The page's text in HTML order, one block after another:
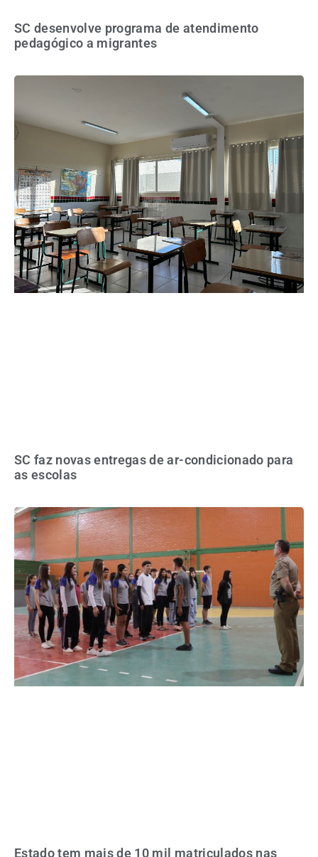
SC desenvolve programa de atendimento
pedagógico a migrantes
SC faz novas entregas de ar-condicionado para
as escolas
Estado tem mais de 10 mil matriculados nas